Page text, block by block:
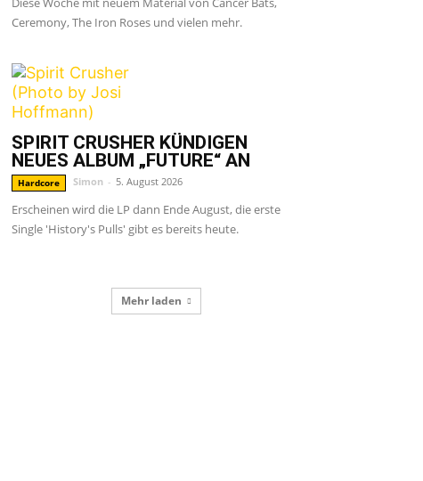
Ceremony, The Iron Roses und vielen mehr.
SPIRIT CRUSHER KÜNDIGEN
NEUES ALBUM „FUTURE“ AN
Hardcore Simon - 5. August 2026
Erscheinen wird die LP dann Ende August, die erste
Single 'History's Pulls' gibt es bereits heute.
Mehr laden